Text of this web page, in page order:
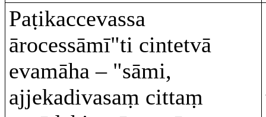
Paṭikaccevassa
ārocessāmī"ti cintetvā
evamāha – "sāmi,
ajjekadivasaṃ cittaṃ